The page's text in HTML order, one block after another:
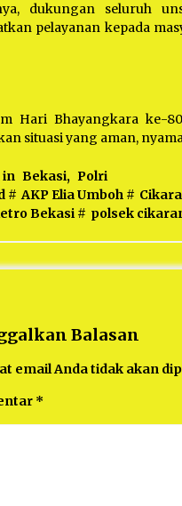
dukungan seluruh
pelayanan kepada
Hari Bhayangkara ke-
situasi yang aman,
in Bekasi, Polri
# AKP Elia Umboh #
Bekasi # polsek
Balasan
email Anda tidak akan
*